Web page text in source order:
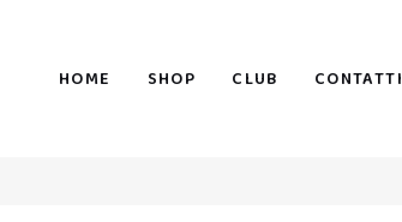
HOME SHOP CLUB CONTATTI